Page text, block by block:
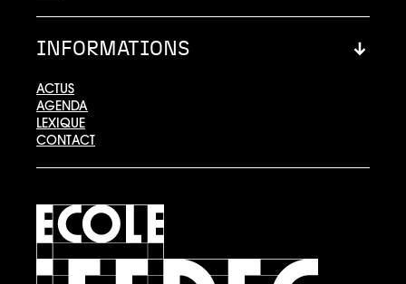
INFORMATIONS
ACTUS
AGENDA
LEXIQUE
CONTACT